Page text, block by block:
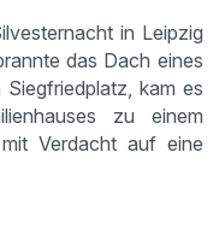
in Leipzig
das Dach eines
kam es
zu einem
Verdacht auf eine